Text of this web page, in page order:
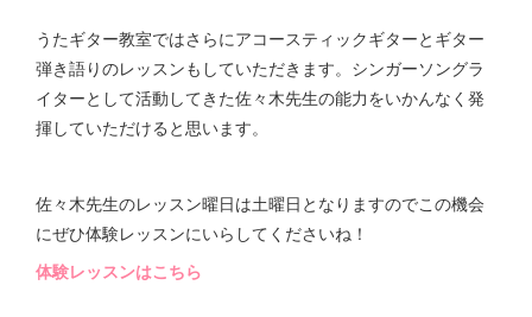
うたギター教室ではさらにアコースティックギターとギター
弾き語りのレッスンもしていただきます。シンガーソングラ
イターとして活動してきた佐々木先生の能力をいかんなく発
揮していただけると思います。
佐々木先生のレッスン曜日は土曜日となりますのでこの機会
にぜひ体験レッスンにいらしてくださいね！
体験レッスンはこちら